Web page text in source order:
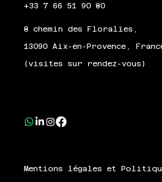
+33 7 66 51 90 80
8 chemin des Floralies,
13090 Aix-en-Provence,
(visites sur rendez-vous)
Mentions légales et